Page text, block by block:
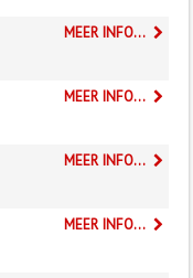
MEER INFO...
MEER INFO...
MEER INFO...
MEER INFO...